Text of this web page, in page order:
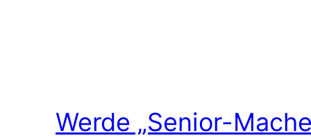
Werde „Senior-